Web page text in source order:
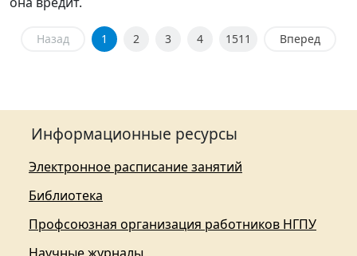
Назад 1 2 3 4 1511 Вперед
Информационные ресурсы
Электронное расписание занятий
Библиотека
Профсоюзная организация работников НГПУ